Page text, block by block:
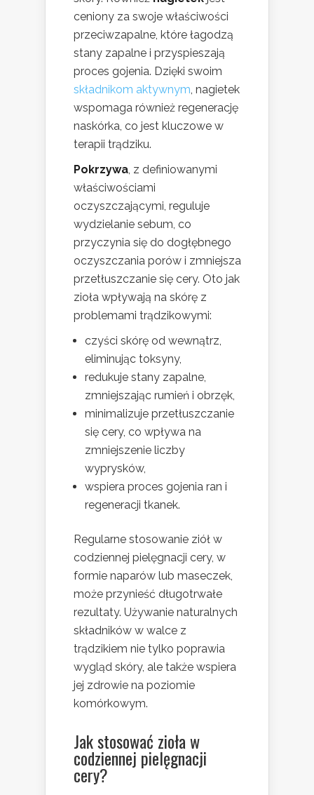
ceniony za swoje właściwości
przeciwzapalne, które łagodzą
stany zapalne i przyspieszają
proces gojenia. Dzięki swoim
składnikom aktywnym, nagietek
wspomaga również regenerację
naskórka, co jest kluczowe w
terapii trądziku.
Pokrzywa, z definiowanymi
właściwościami
oczyszczającymi, reguluje
wydzielanie sebum, co
przyczynia się do dogłębnego
oczyszczania porów i zmniejsza
przetłuszczanie się cery. Oto jak
zioła wpływają na skórę z
problemami trądzikowymi:
czyści skórę od wewnątrz,
eliminując toksyny,
redukuje stany zapalne,
zmniejszając rumień i obrzęk,
minimalizuje przetłuszczanie
się cery, co wpływa na
zmniejszenie liczby
wyprysków,
wspiera proces gojenia ran i
regeneracji tkanek.
Regularne stosowanie ziół w
codziennej pielęgnacji cery, w
formie naparów lub maseczek,
może przynieść długotrwałe
rezultaty. Używanie naturalnych
składników w walce z
trądzikiem nie tylko poprawia
wygląd skóry, ale także wspiera
jej zdrowie na poziomie
komórkowym.
Jak stosować zioła w
codziennej pielęgnacji
cery?